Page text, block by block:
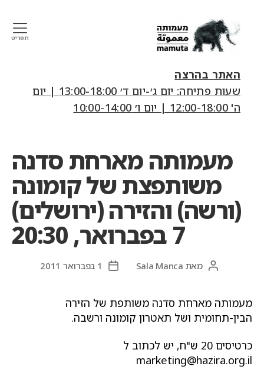
art
&
research
center
תפריט
האתר בהרצה
שעות פתיחה: יום ג׳-יום ד׳ 13:00-18:00 | יום
ה' 12:00-18:00 | יום ו׳ 10:00-14:00
מעמותה מארחת סדנה
משותפצת של קומונה
(ורשה) והזירה (ירושלים)
7 בפברואר, 20:30
המחבר
מאת Sala Manca
תאריך
1 בפברואר 2011
מעמותה מארחת סדנה משותפת של הזירה
הבין-תחומית ושל תאטרון קומונה ורשבה.
כרטיסים 20 ש"ח, יש לכתוב ל
marketing@hazira.org.il